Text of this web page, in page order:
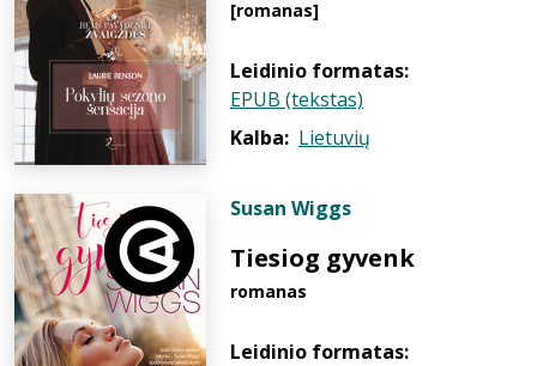
[romanas]
Leidinio formatas:
EPUB (tekstas)
Kalba: Lietuvių
Susan Wiggs
Tiesiog gyvenk
romanas
Leidinio formatas: